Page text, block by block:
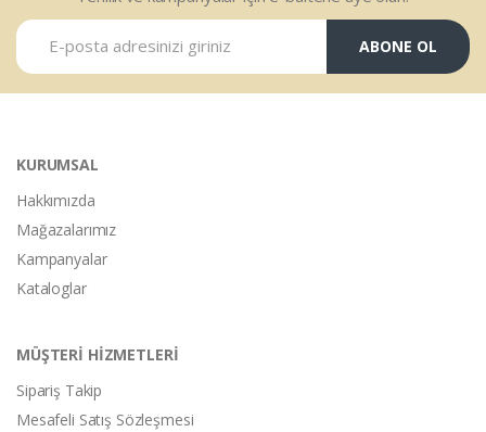
ABONE OL
KURUMSAL
Hakkımızda
Mağazalarımız
Kampanyalar
Kataloglar
MÜŞTERİ HİZMETLERİ
Sipariş Takip
Mesafeli Satış Sözleşmesi